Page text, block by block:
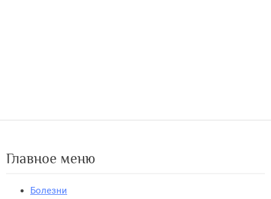
Главное меню
Болезни